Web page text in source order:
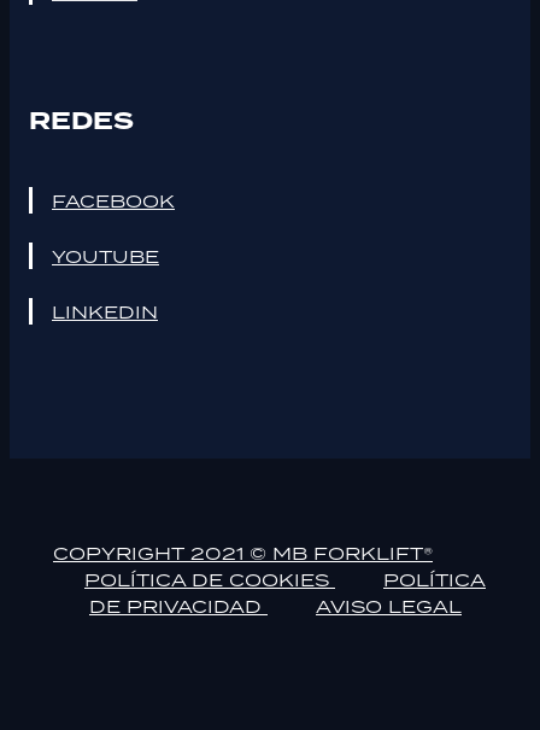
REDES
FACEBOOK
YOUTUBE
LINKEDIN
COPYRIGHT 2021 © MB FORKLIFT®
POLÍTICA DE COOKIES
POLÍTICA
DE PRIVACIDAD
AVISO LEGAL